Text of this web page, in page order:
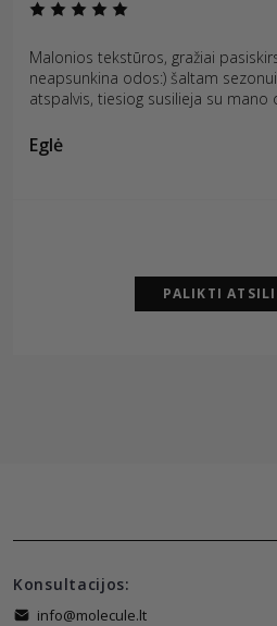
Malonios tekstūros, gražiai
neapsunkina odos:) šaltam
atspalvis, tiesiog susilieja su mano
Eglė
PALIKTI
Konsultacijos:
info@molecule.lt